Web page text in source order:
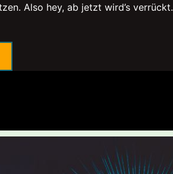
Also hey, ab jetzt wird’s verrückt.